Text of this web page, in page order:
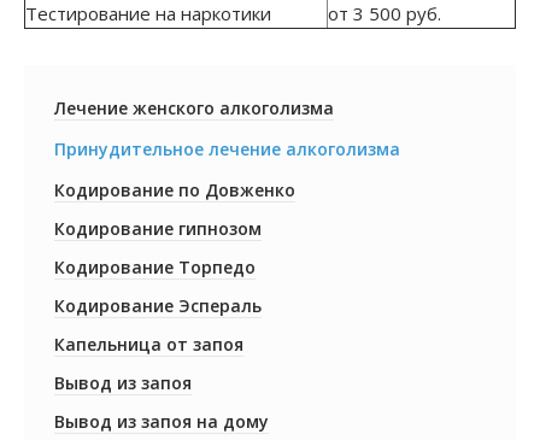
Тестирование на наркотики
от 3 500 руб.
Лечение женского алкоголизма
Принудительное лечение алкоголизма
Кодирование по Довженко
Кодирование гипнозом
Кодирование Торпедо
Кодирование Эспераль
Капельница от запоя
Вывод из запоя
Вывод из запоя на дому